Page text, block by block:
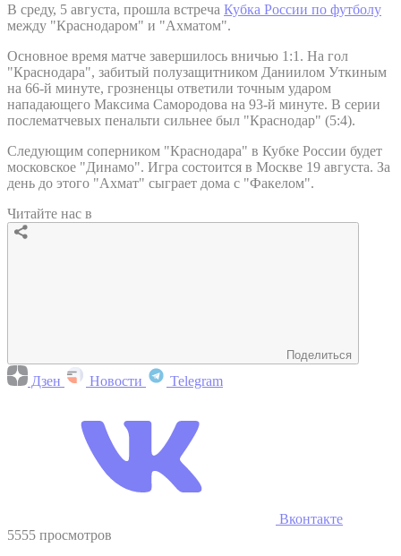
В среду, 5 августа, прошла встреча Кубка России по футболу
между "Краснодаром" и "Ахматом".
Основное время матче завершилось вничью 1:1. На гол
"Краснодара", забитый полузащитником Даниилом Уткиным
на 66-й минуте, грозненцы ответили точным ударом
нападающего Максима Самородова на 93-й минуте. В серии
послематчевых пенальти сильнее был "Краснодар" (5:4).
Следующим соперником "Краснодара" в Кубке России будет
московское "Динамо". Игра состоится в Москве 19 августа. За
день до этого "Ахмат" сыграет дома с "Факелом".
Читайте нас в
Поделиться
Дзен Новости Telegram
Вконтакте
5555 просмотров